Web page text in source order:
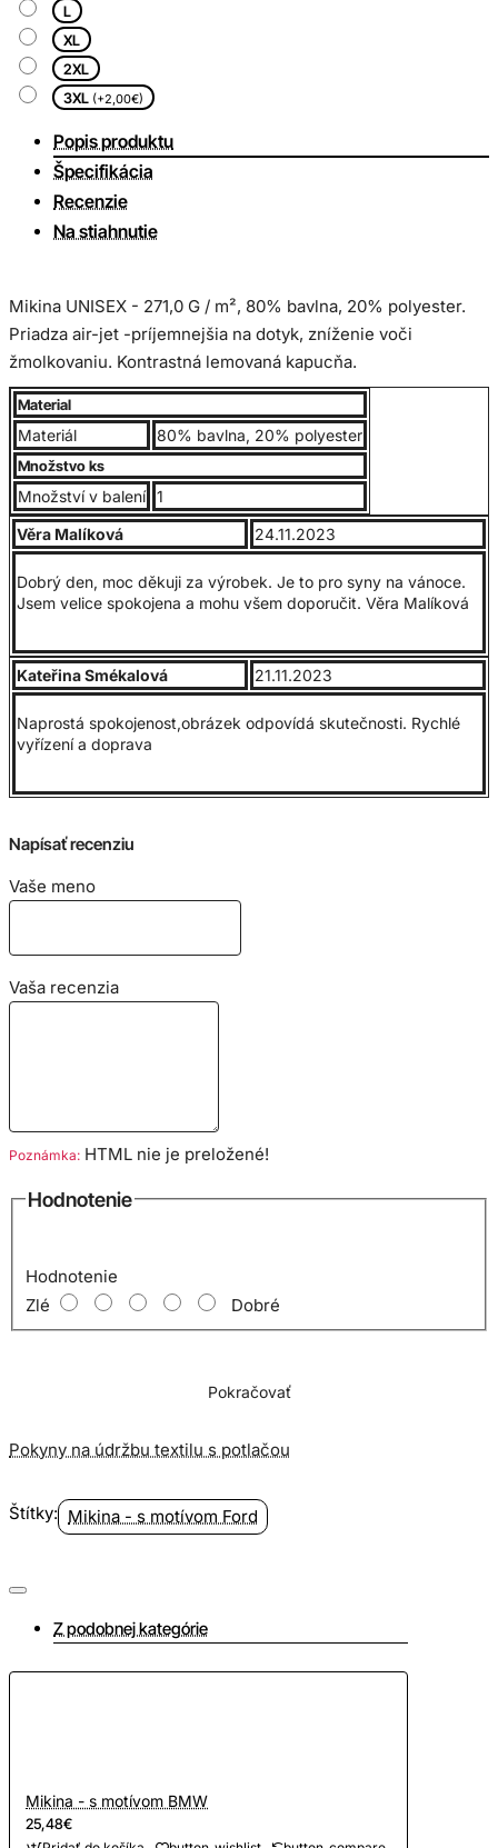
L
XL
2XL
3XL (+2,00€)
Popis produktu
Špecifikácia
Recenzie
Na stiahnutie
Mikina UNISEX - 271,0 G / m², 80% bavlna, 20% polyester.
Priadza air-jet -príjemnejšia na dotyk, zníženie voči
žmolkovaniu. Kontrastná lemovaná kapucňa.
Kontrastné tmavo šedé pásky na zadnej strane krku a
flatcord vrecko. Dvojité prešitie na páse a na rukávoch, 1 x 1
rebrovanie s spandex.
Veľkosti od 2XL a vyššie nevymieňame.
Veľkostná tabuľka:
Material
Materiál 80% bavlna, 20% polyester
Množstvo ks
Množství v balení 1
Věra Malíková
24.11.2023
Dobrý den, moc děkuji za výrobek. Je to pro syny na vánoce.
Jsem velice spokojena a mohu všem doporučit. Věra Malíková
Kateřina Smékalová 21.11.2023
Naprostá spokojenost,obrázek odpovídá skutečnosti. Rychlé
vyřízení a doprava
Napísať recenziu
Vaše meno
Vaša recenzia
Poznámka: HTML nie je preložené!
Hodnotenie
Hodnotenie
Zlé
Dobré
Pokračovať
Pokyny na údržbu textilu s potlačou
Štítky: Mikina - s motívom Ford
Z podobnej kategórie
Mikina - s motívom BMW
25,48€